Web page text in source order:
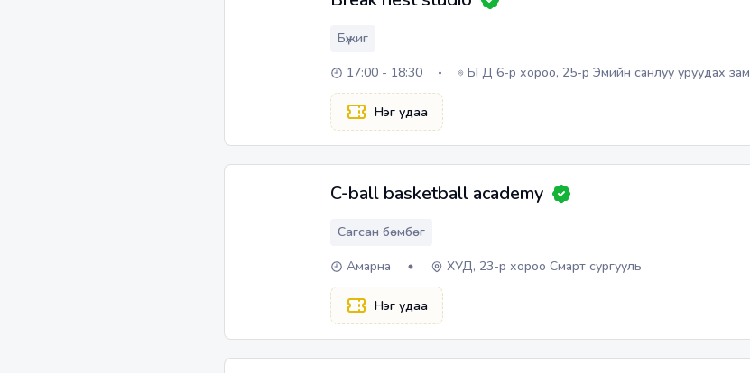
Бүжиг
17:00 - 18:30
БГД 6-р хороо, 25-р Эмийн санлуу уруудах зам
Нэг удаа
C-ball basketball academy
Сагсан бөмбөг
Амарна
ХУД, 23-р хороо Смарт сургууль
Нэг удаа